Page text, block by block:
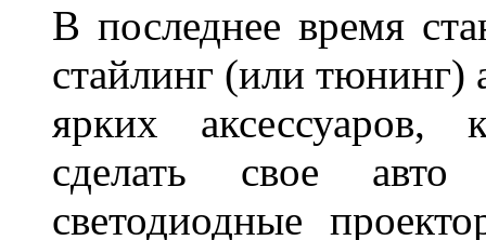
В последнее время
стайлинг (или тюнинг)
ярких аксессуаров,
сделать свое
светодиодные